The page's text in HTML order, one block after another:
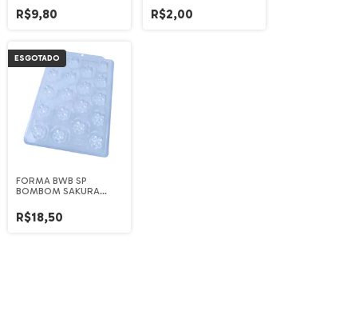
R$9,80 R$2,00
ESGOTADO
FORMA BWB SP
BOMBOM SAKURA
R$18,50